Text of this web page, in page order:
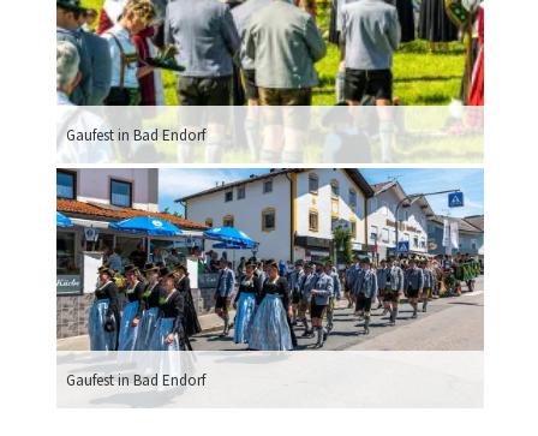
Gaufest in Bad Endorf
Gaufest in Bad Endorf